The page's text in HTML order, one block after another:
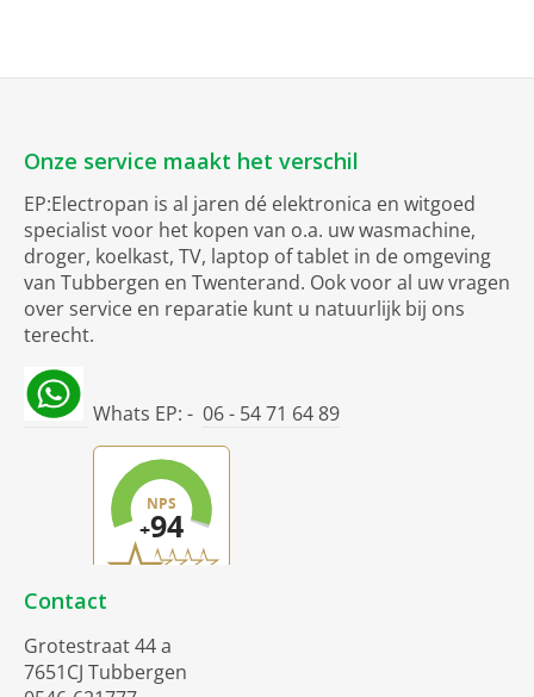
Onze service maakt het verschil
EP:Electropan is al jaren dé elektronica en witgoed
specialist voor het kopen van o.a. uw wasmachine,
droger, koelkast, TV, laptop of tablet in de omgeving
van Tubbergen en Twenterand. Ook voor al uw vragen
over service en reparatie kunt u natuurlijk bij ons
terecht.
Whats EP: - 06 - 54 71 64 89
Contact
Grotestraat 44 a
7651CJ Tubbergen